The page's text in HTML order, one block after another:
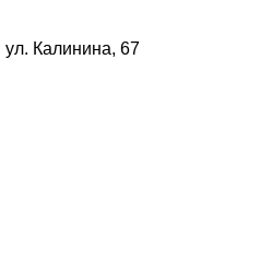
Калинина, 67